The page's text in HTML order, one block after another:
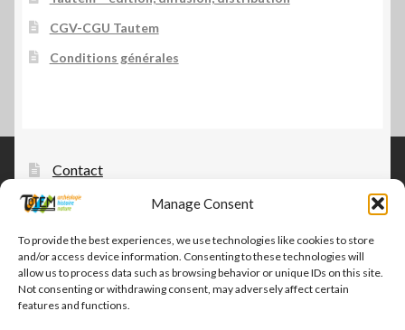
Manage Consent
To provide the best experiences, we use technologies like cookies to store
and/or access device information. Consenting to these technologies will
allow us to process data such as browsing behavior or unique IDs on this site.
Not consenting or withdrawing consent, may adversely affect certain
features and functions.
CGV-CGU Tautem
Conditions générales
Contact
Tautem – édition, diffusion, distribution
CGV-CGU Tautem
Conditions générales